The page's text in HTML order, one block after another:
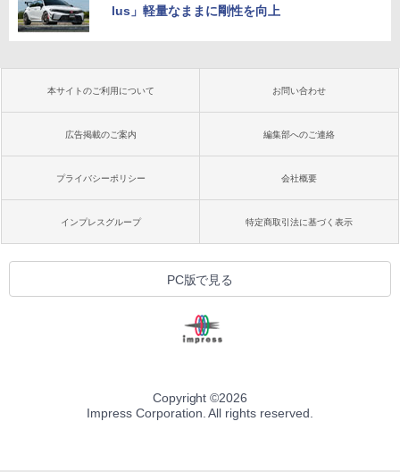
lus」軽量なままに剛性を向上
本サイトのご利用について お問い合わせ
広告掲載のご案内 編集部へのご連絡
プライバシーポリシー 会社概要
インプレスグループ 特定商取引法に基づく表示
PC版で見る
Copyright ©2026
Impress Corporation. All rights reserved.